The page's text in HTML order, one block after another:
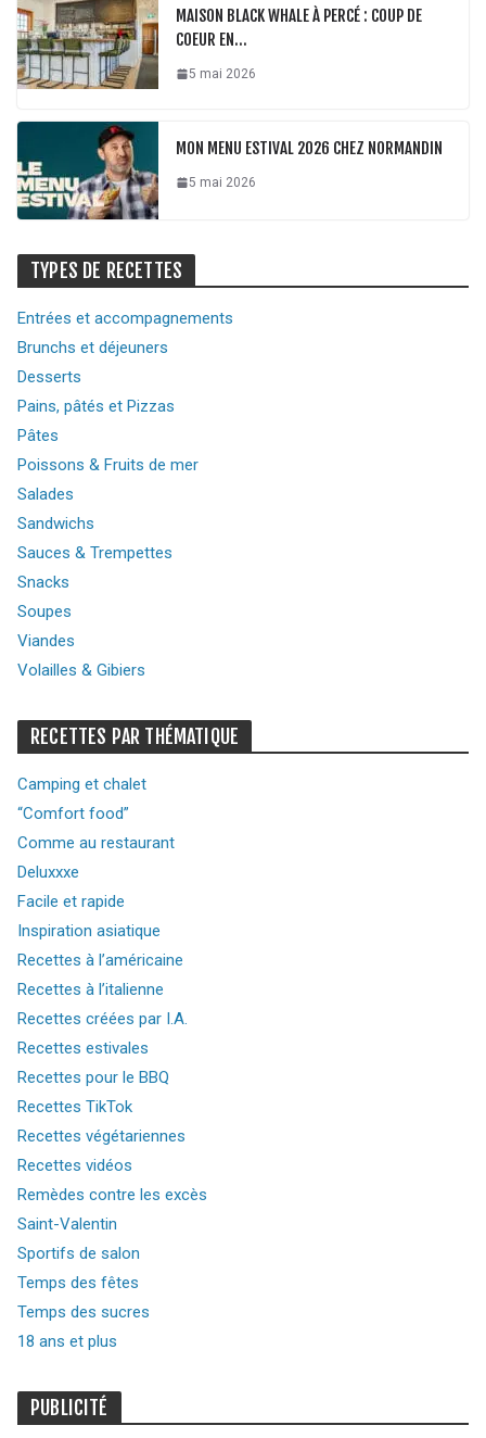
MAISON BLACK WHALE À PERCÉ : COUP DE
COEUR EN…
5 mai 2026
MON MENU ESTIVAL 2026 CHEZ NORMANDIN
5 mai 2026
TYPES DE RECETTES
Entrées et accompagnements
Brunchs et déjeuners
Desserts
Pains, pâtés et Pizzas
Pâtes
Poissons & Fruits de mer
Salades
Sandwichs
Sauces & Trempettes
Snacks
Soupes
Viandes
Volailles & Gibiers
RECETTES PAR THÉMATIQUE
Camping et chalet
“Comfort food”
Comme au restaurant
Deluxxxe
Facile et rapide
Inspiration asiatique
Recettes à l’américaine
Recettes à l’italienne
Recettes créées par I.A.
Recettes estivales
Recettes pour le BBQ
Recettes TikTok
Recettes végétariennes
Recettes vidéos
Remèdes contre les excès
Saint-Valentin
Sportifs de salon
Temps des fêtes
Temps des sucres
18 ans et plus
PUBLICITÉ